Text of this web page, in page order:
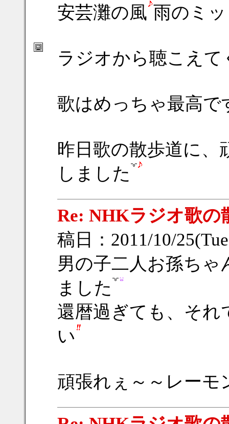
安芸灘の風 雨のミ
ラジオから聴こえ
歌はめっちゃ最高で
昨日歌の散歩道に、
しました
Re: NHKラジオ歌の
稿日：2011/10/
男の子二人お孫ち
ました
還暦過ぎても、そ
い
頑張れぇ～～レーモ